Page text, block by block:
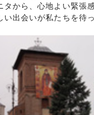
タから、心地よい緊張
い出会いが私たちを待